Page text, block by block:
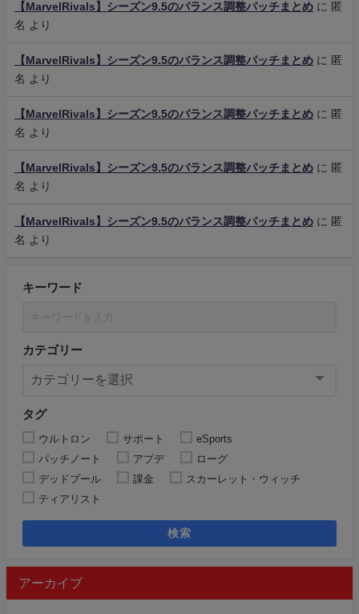
【MarvelRivals】シーズン9.5のバランス調整パッチまとめ に 匿
名 より
【MarvelRivals】シーズン9.5のバランス調整パッチまとめ に 匿
名 より
【MarvelRivals】シーズン9.5のバランス調整パッチまとめ に 匿
名 より
【MarvelRivals】シーズン9.5のバランス調整パッチまとめ に 匿
名 より
【MarvelRivals】シーズン9.5のバランス調整パッチまとめ に 匿
名 より
キーワード
カテゴリー
タグ
ウルトロン サポート
eSports
パッチノート
アプデ
ローグ
デッドプール
課金
スカーレット・ウィッチ
ティアリスト
検索
アーカイブ